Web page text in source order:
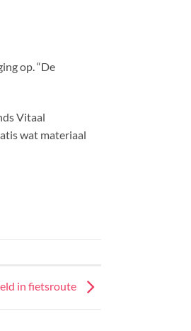
op. “De
Vitaal
wat materiaal
in fietsroute